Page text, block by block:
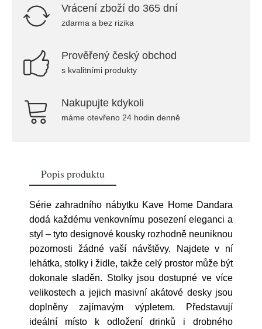
Vrácení zboží do 365 dní
zdarma a bez rizika
Prověřený český obchod
s kvalitními produkty
Nakupujte kdykoli
máme otevřeno 24 hodin denně
Popis produktu
Série zahradního nábytku Kave Home Dandara
dodá každému venkovnímu posezení eleganci a
styl – tyto designové kousky rozhodně neuniknou
pozornosti žádné vaší návštěvy. Najdete v ní
lehátka, stolky i židle, takže celý prostor může být
dokonale sladěn. Stolky jsou dostupné ve více
velikostech a jejich masivní akátové desky jsou
doplněny zajímavým výpletem. Představují
ideální místo k odložení drinků i drobného